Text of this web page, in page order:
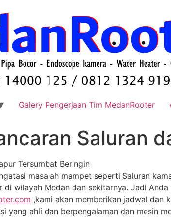
Galery Pengerjaan Tim MedanRooter
Saluran
Tersumbat Beringin
masalah mampet seperti Saluran
di wilayah Medan dan sekitarnya. Jadi
,kami akan memberikan jadwal dan
yang ahli dan berpengalaman dan mesin